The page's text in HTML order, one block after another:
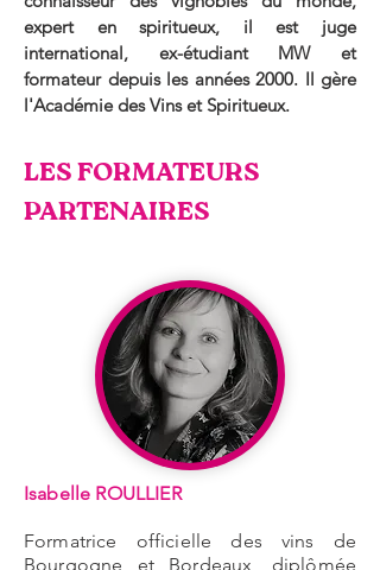
expert en spiritueux, il est juge
international, ex-étudiant MW et
formateur depuis les années 2000. Il gère
l'Académie des Vins et Spiritueux.
LES FORMATEURS
PARTENAIRES
Isabelle ROULLIER
Formatrice officielle des vins de
Bourgogne et Bordeaux, diplômée